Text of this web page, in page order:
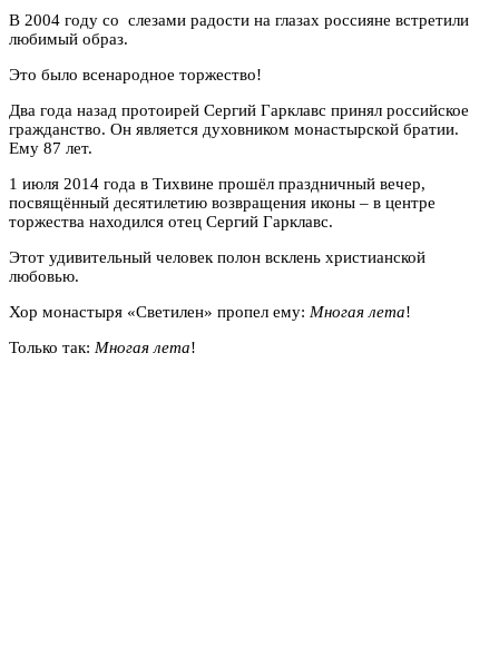
В 2004 году со слезами радости на глазах россияне встретили
любимый образ.
Это было всенародное торжество!
Два года назад протоирей Сергий Гарклавс принял российское
гражданство. Он является духовником монастырской братии.
Ему 87 лет.
1 июля 2014 года в Тихвине прошёл праздничный вечер,
посвящённый десятилетию возвращения иконы – в центре
торжества находился отец Сергий Гарклавс.
Этот удивительный человек полон всклень христианской
любовью.
Хор монастыря «Светилен» пропел ему: Многая лета!
Только так: Многая лета!